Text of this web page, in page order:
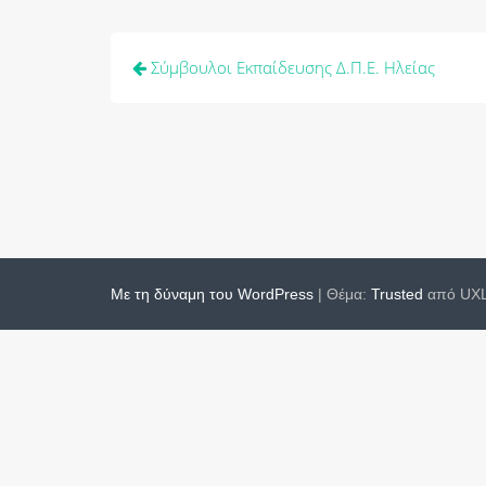
Πλοήγηση
Σύμβουλοι Εκπαίδευσης Δ.Π.Ε. Ηλείας
Με τη δύναμη του WordPress | Θέμα: Trusted από